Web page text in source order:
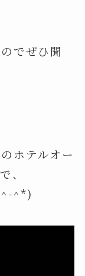
でぜひ聞
ホテルオー
、
^*)